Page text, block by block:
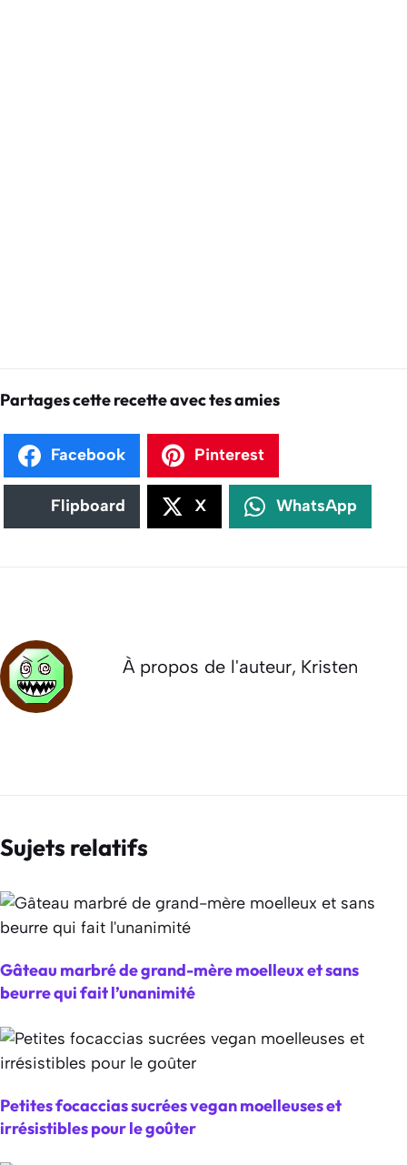
Partages cette recette avec tes amies
Facebook Pinterest
Flipboard X WhatsApp
À propos de l'auteur, Kristen
Sujets relatifs
Gâteau marbré de grand-mère moelleux et sans
beurre qui fait l’unanimité
Petites focaccias sucrées vegan moelleuses et
irrésistibles pour le goûter